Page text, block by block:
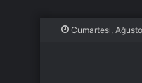
Cumartesi,